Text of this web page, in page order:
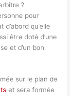
?
pour
qu’elle
être doté d’une
et d’un bon
sur le plan de
et sera formée